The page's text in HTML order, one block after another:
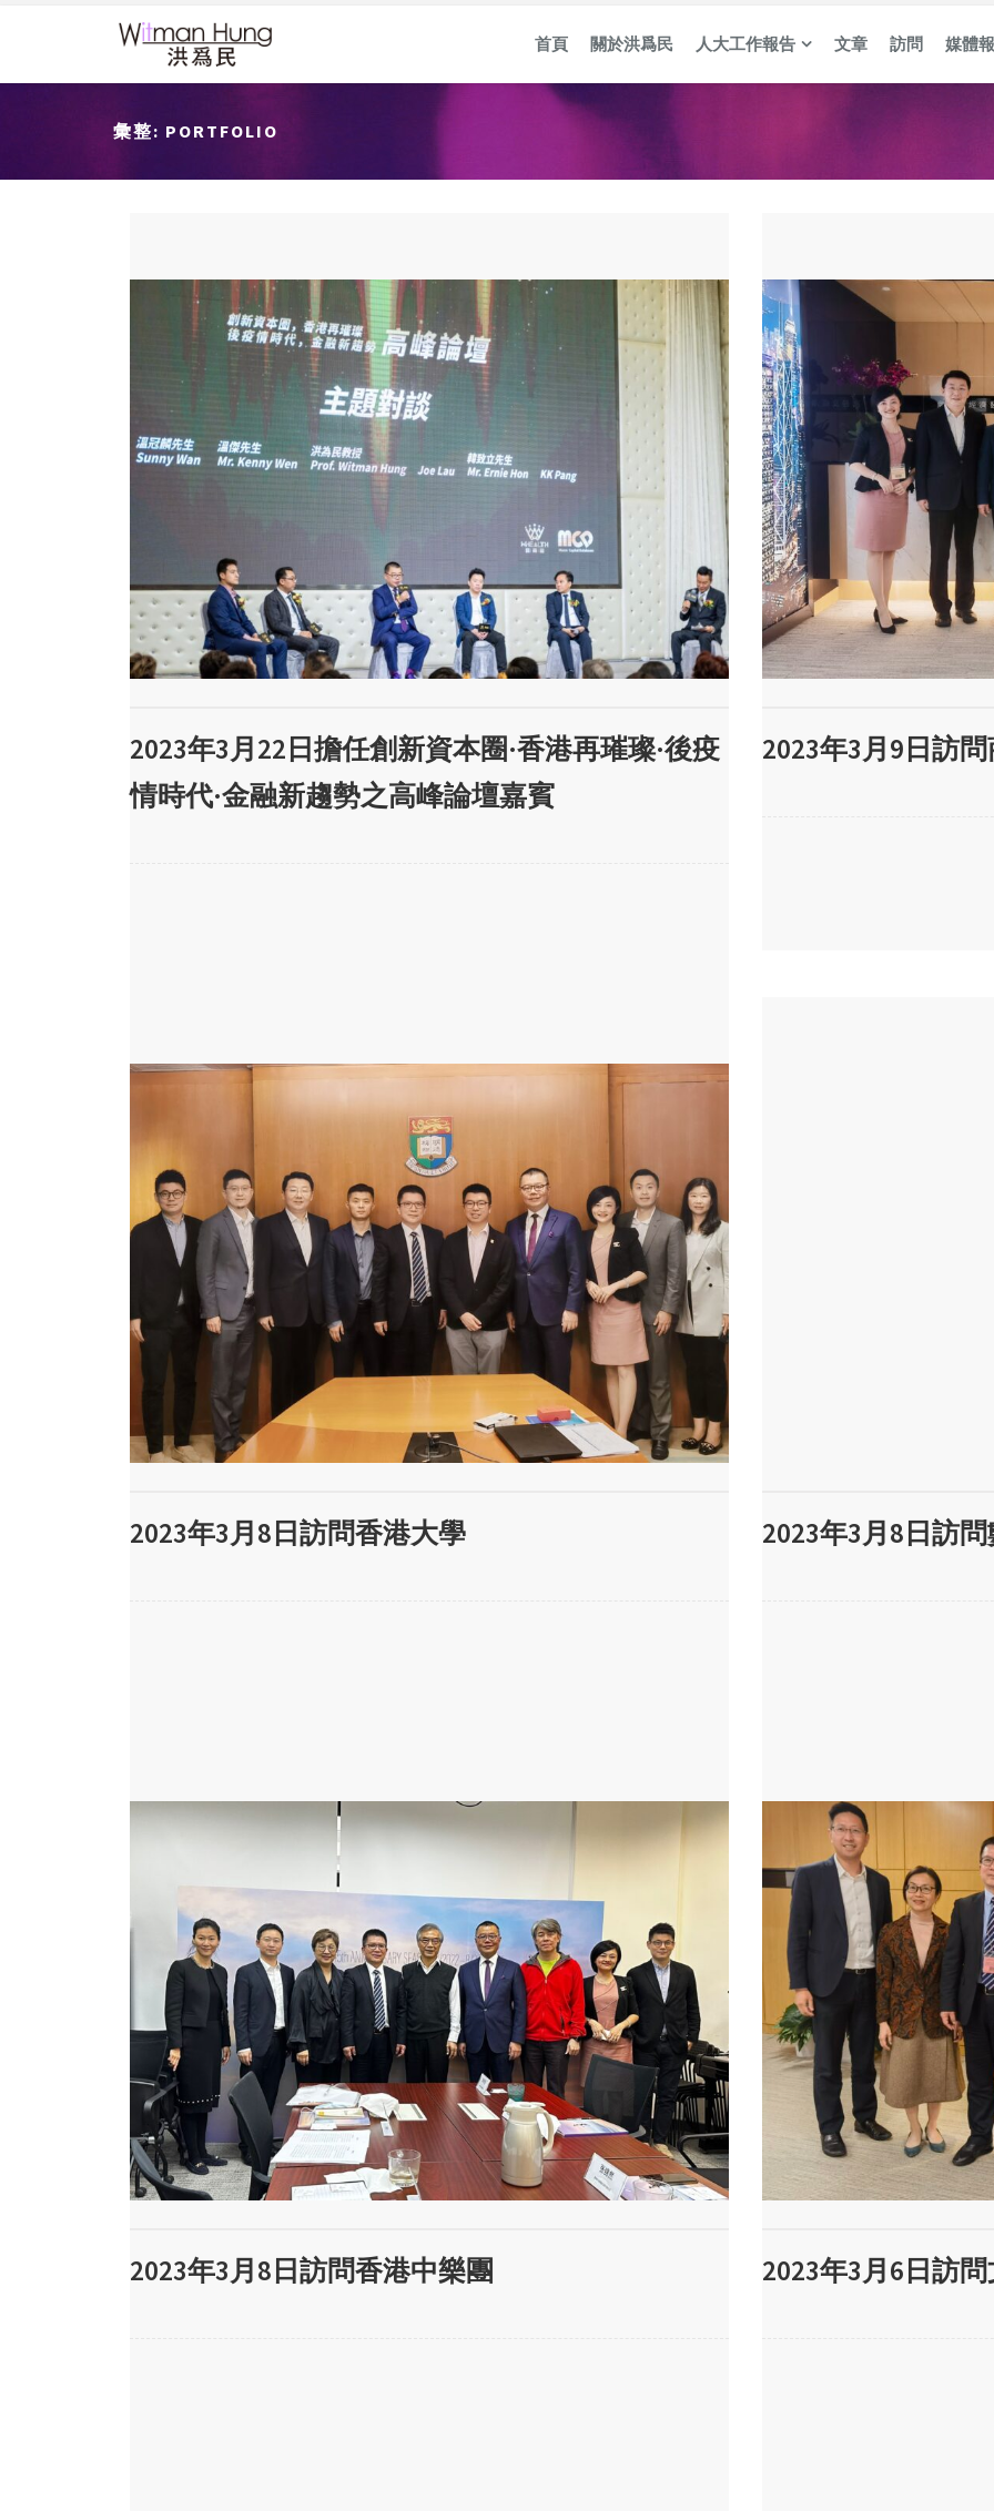
首頁 關於洪爲民 人大工作報告 文章 訪問 媒體
彙整: PORTFOLIO
2023年3月22日擔任創新資本圈·香港再璀璨·後疫
情時代·金融新趨勢之高峰論壇嘉賓
2023年3月9日訪
2023年3月8日訪問香港大學 2023年3月8日訪
2023年3月8日訪問香港中樂團 2023年3月6日訪